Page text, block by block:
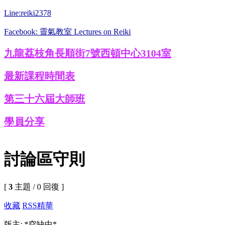
Line:reiki2378
Facebook: 靈氣教室 Lectures on Reiki
九龍荔枝角長順街7號西頓中心3104室
最新課程時間表
第三十六屆大師班
學員分享
討論區守則
[ 3 主題 / 0 回復 ]
收藏 RSS精華